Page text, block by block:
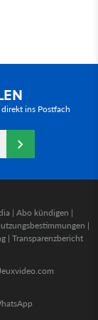
ins Postfach
| Abo kündigen |
|
| Transparenzbericht